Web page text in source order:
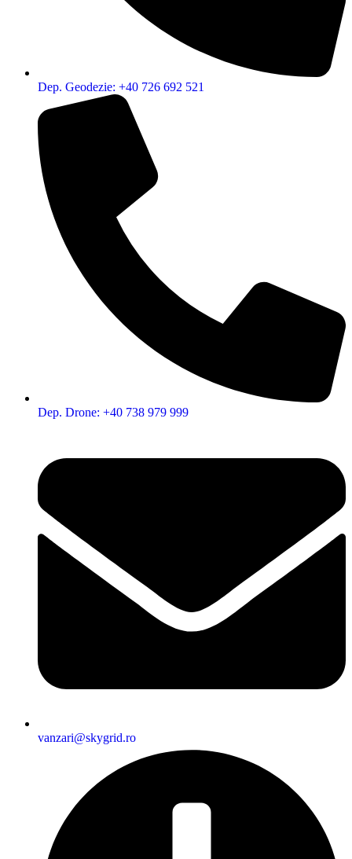
Dep. Geodezie: +40 726 692 521
Dep. Drone: +40 738 979 999
vanzari@skygrid.ro